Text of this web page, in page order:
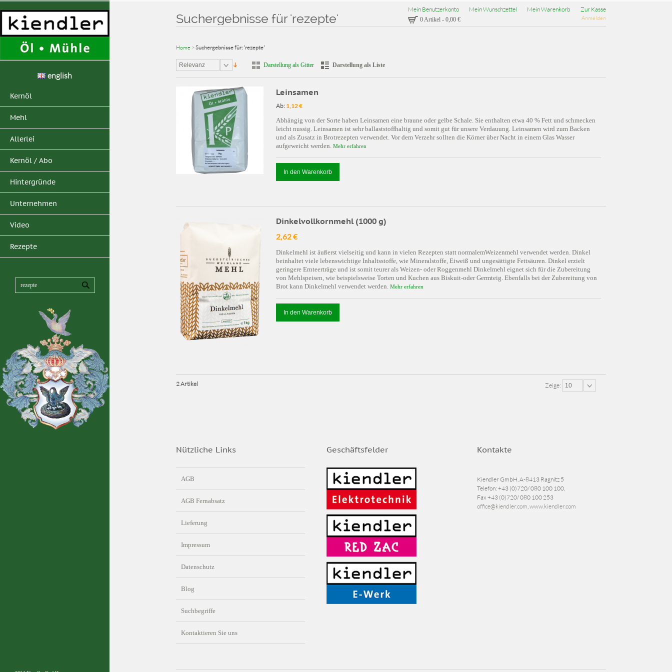
english
Kernöl
Mehl
Allerlei
Kernöl / Abo
Hintergründe
Unternehmen
Video
Rezepte
Mein Benutzerkonto Mein Wunschzettel Mein Warenkorb Zur Kasse
Anmelden
0 Artikel - 0,00 €
Suchergebnisse für 'rezepte'
Home > Suchergebnisse für: 'rezepte'
Relevanz Darstellung als Gitter Darstellung als Liste
Leinsamen
Ab: 1,12 €
Abhängig von der Sorte haben Leinsamen eine braune oder gelbe Schale. Sie enthalten etwa 40 % Fett und schmecken
leicht nussig. Leinsamen ist sehr ballaststoffhaltig und somit gut für unsere Verdauung. Leinsamen wird zum Backen
und als Zusatz in Brotrezepten verwendet. Vor dem Verzehr sollten die Körner über Nacht in einem Glas Wasser
aufgeweicht werden. Mehr erfahren
In den Warenkorb
Dinkelvollkornmehl (1000 g)
2,62 €
Dinkelmehl ist äußerst vielseitig und kann in vielen Rezepten statt normalemWeizenmehl verwendet werden. Dinkel
beinhaltet viele lebenswichtige Inhaltsstoffe, wie Mineralstoffe, Eiweiß und ungesättigte Fettsäuren. Dinkel erzielt
geringere Ernteerträge und ist somit teurer als Weizen- oder Roggenmehl Dinkelmehl eignet sich für die Zubereitung
von Mehlspeisen, wie beispielsweise Torten und Kuchen aus Biskuit-oder Germteig. Ebenfalls bei der Zubereitung von
Brot kann Dinkelmehl verwendet werden. Mehr erfahren
In den Warenkorb
Zeige: 10
2 Artikel
Nützliche Links
AGB
AGB Fernabsatz
Lieferung
Impressum
Datenschutz
Blog
Suchbegriffe
Kontaktieren Sie uns
Geschäftsfelder Kontakte
Kiendler GmbH, A-8413 Ragnitz 5
Telefon: +43 (0)720/ 080 100 100,
Fax +43 (0)720/ 080 100 253
office@kiendler.com,www.kiendler.com